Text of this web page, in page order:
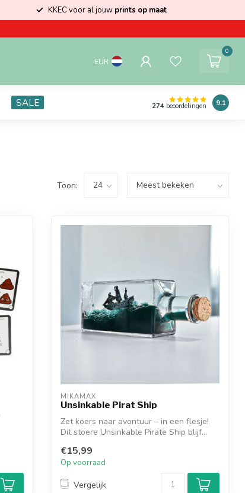
KKEC voor al jouw prints op maat
EUR
0
SALE 274 beoordelingen 9.1
Toon:
MIKAMAX
Unsinkable Pirat Ship
Zet koers naar avontuur – in een flesje!
Dit stoere Unsinkable Pirate Ship blijf...
€15,99
Op voorraad
Vergelijk